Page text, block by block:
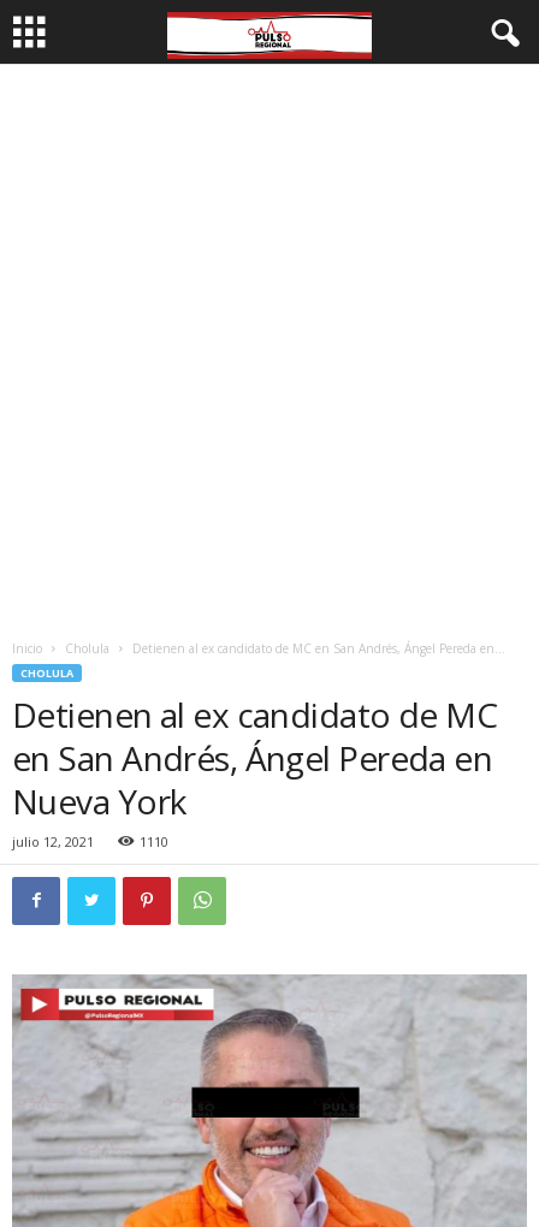
Inicio Cholula Detienen al ex candidato de MC en San Andrés, Ángel Pereda en...
CHOLULA
Detienen al ex candidato de MC
en San Andrés, Ángel Pereda en
Nueva York
julio 12, 2021 1110